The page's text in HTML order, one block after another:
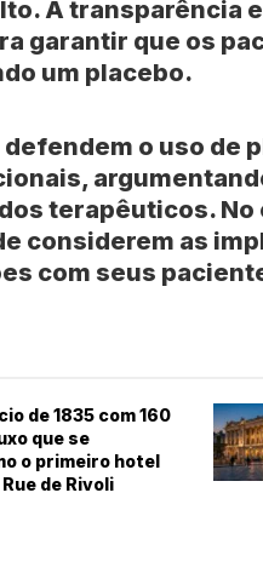
A transparência
garantir que os
um placebo.
o uso de
terapêuticos. No
considerem as
com seus
de 1835 com 160
que se
o primeiro hotel
de Rivoli